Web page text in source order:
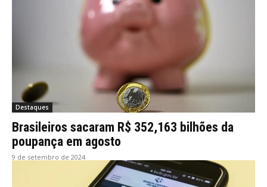
Destaques
Brasileiros sacaram R$ 352,163 bilhões da
poupança em agosto
9 de setembro de 2024